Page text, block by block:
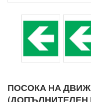
ПОСОКА НА